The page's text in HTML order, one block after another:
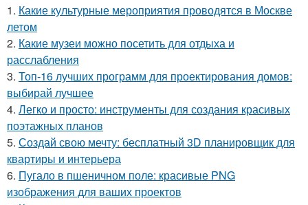
1. Какие культурные мероприятия проводятся в Москве
летом
2. Какие музеи можно посетить для отдыха и
расслабления
3. Топ-16 лучших программ для проектирования домов:
выбирай лучшее
4. Легко и просто: инструменты для создания красивых
поэтажных планов
5. Создай свою мечту: бесплатный 3D планировщик для
квартиры и интерьера
6. Пугало в пшеничном поле: красивые PNG
изображения для ваших проектов